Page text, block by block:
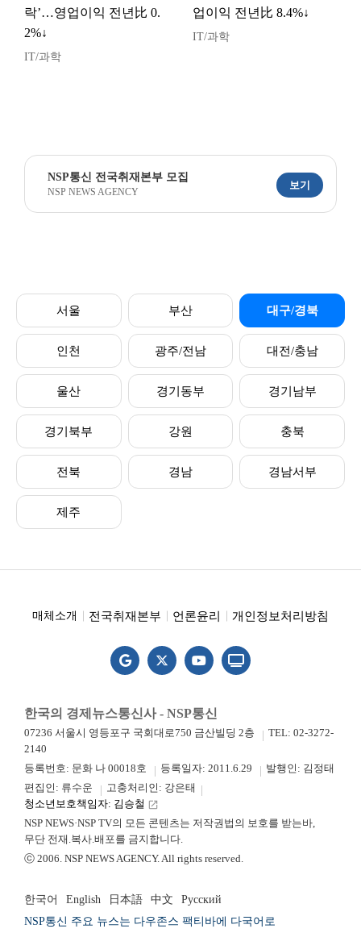
락’…영업이익 전년比 0.
2%↓
IT/과학
업이익 전년比 8.4%↓
IT/과학
NSP통신 전국취재본부 모집
NSP NEWS AGENCY
보기
서울 부산 대구/경북
인천 광주/전남 대전/충남
울산 경기동부 경기남부
경기북부 강원 충북
전북 경남 경남서부
제주
매체소개 전국취재본부 언론윤리 개인정보처리방침
한국의 경제뉴스통신사 - NSP통신
07236 서울시 영등포구 국회대로750 금산빌딩 2층
TEL: 02-3272-
2140
등록번호: 문화 나 00018호
등록일자: 2011.6.29
발행인: 김정태
편집인: 류수운
고충처리인: 강은태
청소년보호책임자: 김승철 launch
NSP NEWS·NSP TV의 모든 콘텐츠는 저작권법의 보호를 받는바,
무단 전재.복사.배포를 금지합니다.
ⓒ 2006. NSP NEWS AGENCY. All rights reserved.
한국어 English 日本語 中文
Русский
NSP통신 주요 뉴스는 다우존스 팩티바에 다국어로